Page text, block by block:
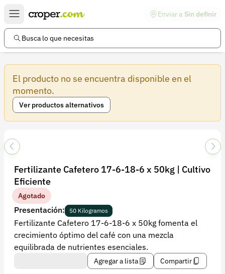
Enviar a Sin definir
Busca lo que necesitas
El producto no se encuentra disponible en el
momento.
Ver productos alternativos
Fertilizante Cafetero 17-6-18-6 x 50kg | Cultivo
Eficiente
Agotado
Presentación: 50 Kilogramos
Fertilizante Cafetero 17-6-18-6 x 50kg fomenta el
crecimiento óptimo del café con una mezcla
equilibrada de nutrientes esenciales.
Agregar a lista
Compartir
Enlaces de interés
Preguntas frecuentes
Ayuda
Información legal
Términos y condiciones
Política de privacidad
Cuenta
Iniciar sesión
Registrarse
Recuperar contraseña
Contacto